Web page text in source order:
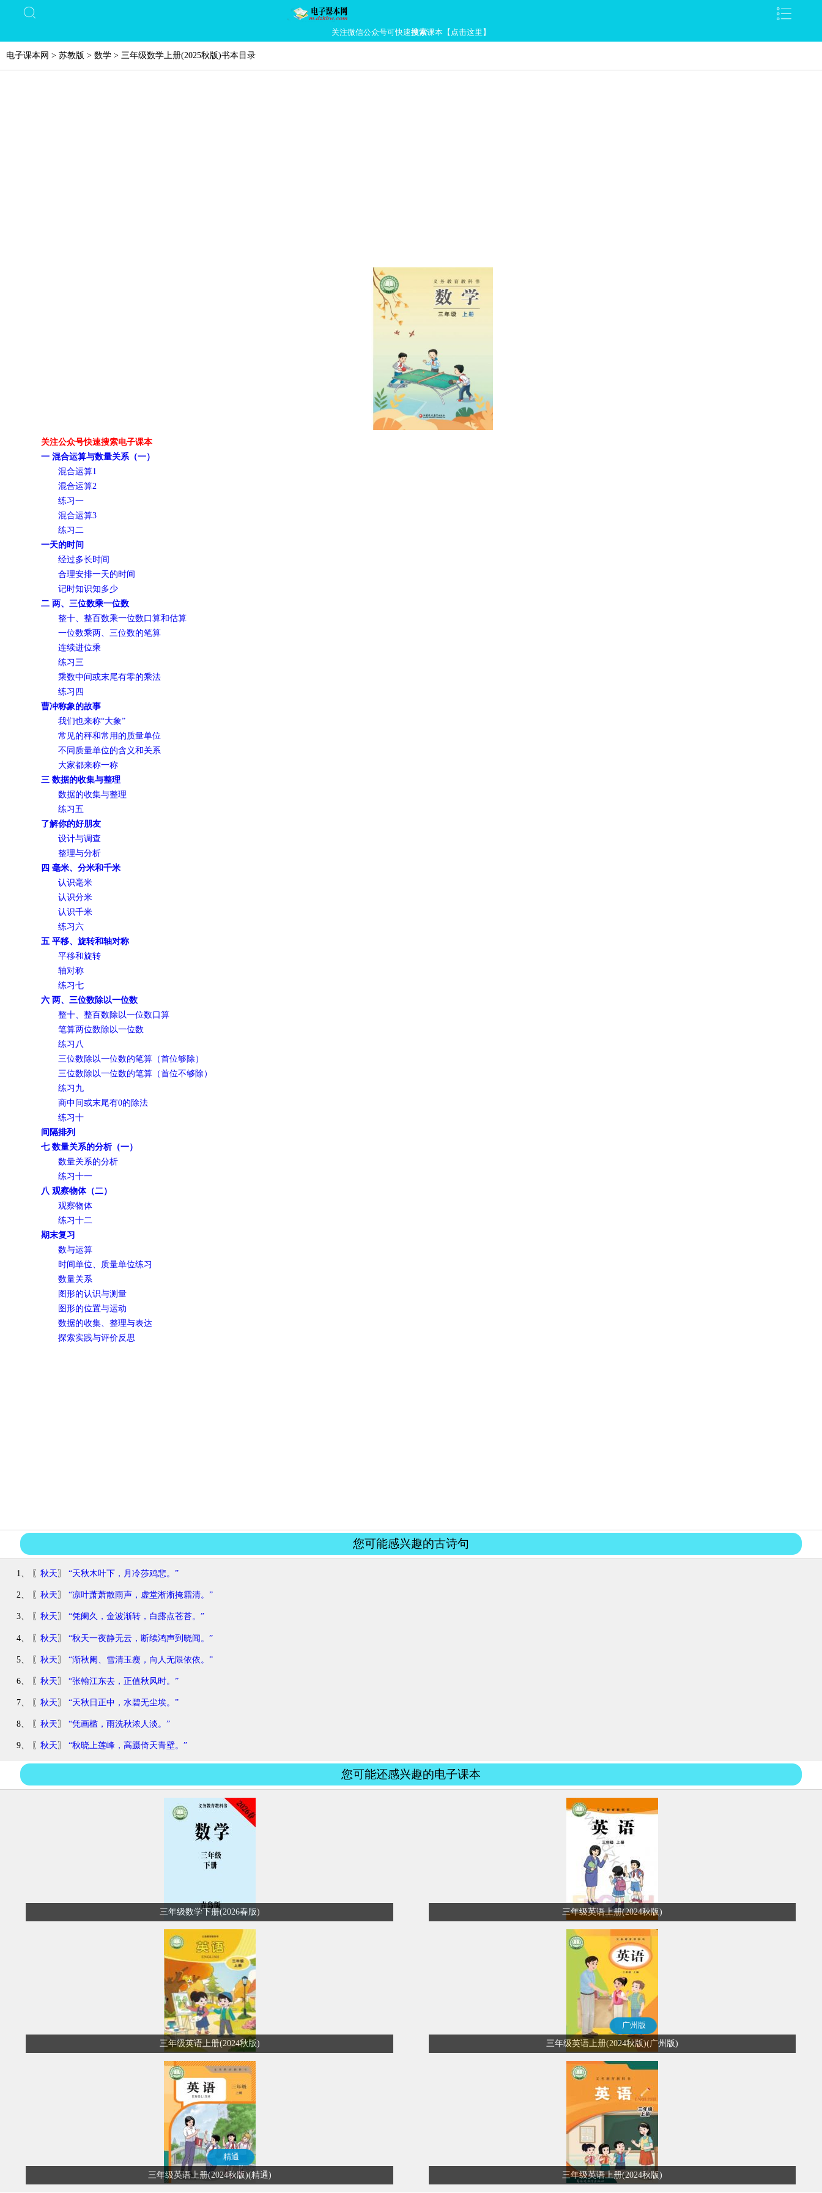
关注微信公众号可快速搜索课本【点击这里】
电子课本网 > 苏教版 > 数学 > 三年级数学上册(2025秋版)书本目录
关注公众号快速搜索电子课本
一 混合运算与数量关系（一）
混合运算1
混合运算2
练习一
混合运算3
练习二
一天的时间
经过多长时间
合理安排一天的时间
记时知识知多少
二 两、三位数乘一位数
整十、整百数乘一位数口算和估算
一位数乘两、三位数的笔算
连续进位乘
练习三
乘数中间或末尾有零的乘法
练习四
曹冲称象的故事
我们也来称“大象”
常见的秤和常用的质量单位
不同质量单位的含义和关系
大家都来称一称
三 数据的收集与整理
数据的收集与整理
练习五
了解你的好朋友
设计与调查
整理与分析
四 毫米、分米和千米
认识毫米
认识分米
认识千米
练习六
五 平移、旋转和轴对称
平移和旋转
轴对称
练习七
六 两、三位数除以一位数
整十、整百数除以一位数口算
笔算两位数除以一位数
练习八
三位数除以一位数的笔算（首位够除）
三位数除以一位数的笔算（首位不够除）
练习九
商中间或末尾有0的除法
练习十
间隔排列
七 数量关系的分析（一）
数量关系的分析
练习十一
八 观察物体（二）
观察物体
练习十二
期末复习
数与运算
时间单位、质量单位练习
数量关系
图形的认识与测量
图形的位置与运动
数据的收集、整理与表达
探索实践与评价反思
您可能感兴趣的古诗句
1、 〖 秋天〗 “天秋木叶下，月冷莎鸡悲。”
2、 〖 秋天〗 “凉叶萧萧散雨声，虚堂淅淅掩霜清。”
3、 〖 秋天〗 “凭阑久，金波渐转，白露点苍苔。”
4、 〖 秋天〗 “秋天一夜静无云，断续鸿声到晓闻。”
5、 〖 秋天〗 “渐秋阑、雪清玉瘦，向人无限依依。”
6、 〖 秋天〗 “张翰江东去，正值秋风时。”
7、 〖 秋天〗 “天秋日正中，水碧无尘埃。”
8、 〖 秋天〗 “凭画槛，雨洗秋浓人淡。”
9、 〖 秋天〗 “秋晓上莲峰，高蹑倚天青壁。”
您可能还感兴趣的电子课本
三年级数学下册(2026春版) 三年级英语上册(2024秋版)
三年级英语上册(2024秋版)
广州版
三年级英语上册(2024秋版)(广州版)
精通
三年级英语上册(2024秋版)(精通)
三年级英语上册(2024秋版)